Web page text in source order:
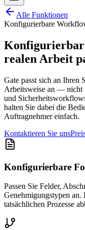
Alle Funktionen
Konfigurierbare
realen Arbeit
Gate passt sich an Ihren
Arbeitsweise an — nicht
und
halten Sie dabei die
Auftragnehmer einfach.
Kontaktieren Sie uns
Konfigurierbare
Passen Sie Felder,
Genehmigungstypen an.
tatsächlichen Prozesse